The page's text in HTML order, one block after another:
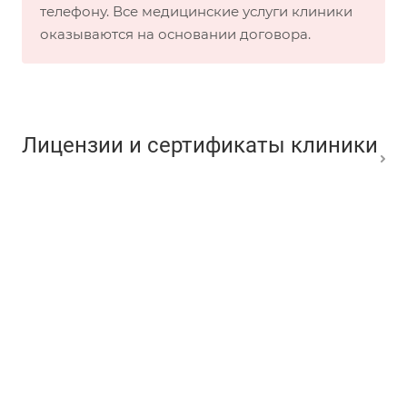
телефону. Все медицинские услуги клиники
оказываются на основании договора.
Лицензии и сертификаты клиники